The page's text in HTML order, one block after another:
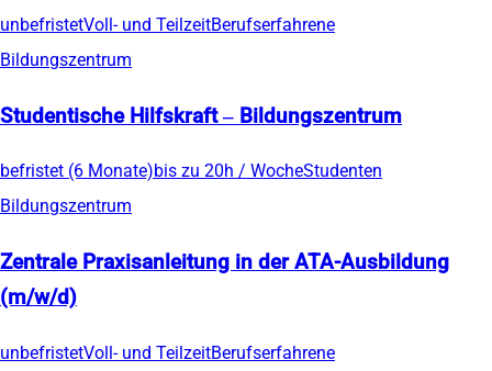
unbefristetVoll- und TeilzeitBerufserfahrene
Bildungszentrum
Studentische Hilfskraft – Bildungszentrum
befristet (6 Monate)bis zu 20h / WocheStudenten
Bildungszentrum
Zentrale Praxisanleitung in der ATA-Ausbildung
(m/w/d)
unbefristetVoll- und TeilzeitBerufserfahrene